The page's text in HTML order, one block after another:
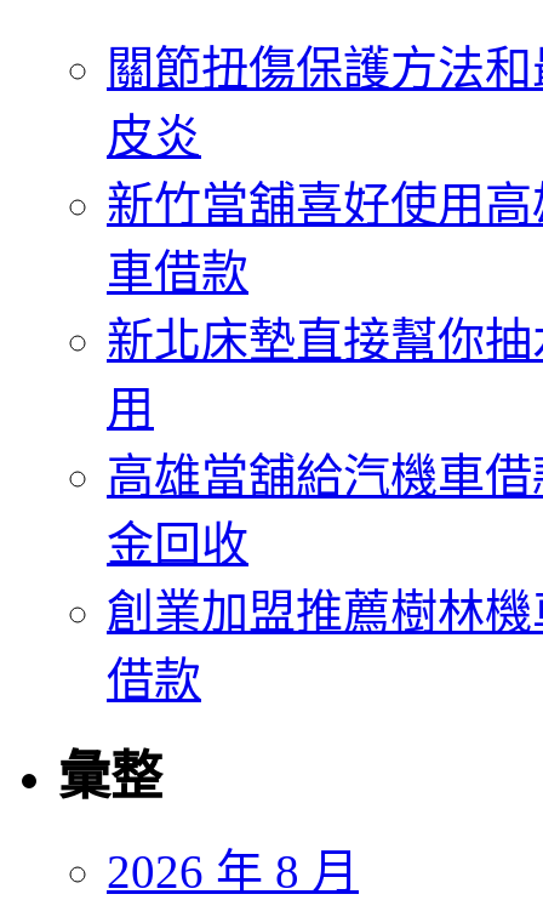
關節扭傷保護方法
皮炎
新竹當舖喜好使用
車借款
新北床墊直接幫你
用
高雄當舖給汽機車
金回收
創業加盟推薦樹林
借款
彙整
2026 年 8 月